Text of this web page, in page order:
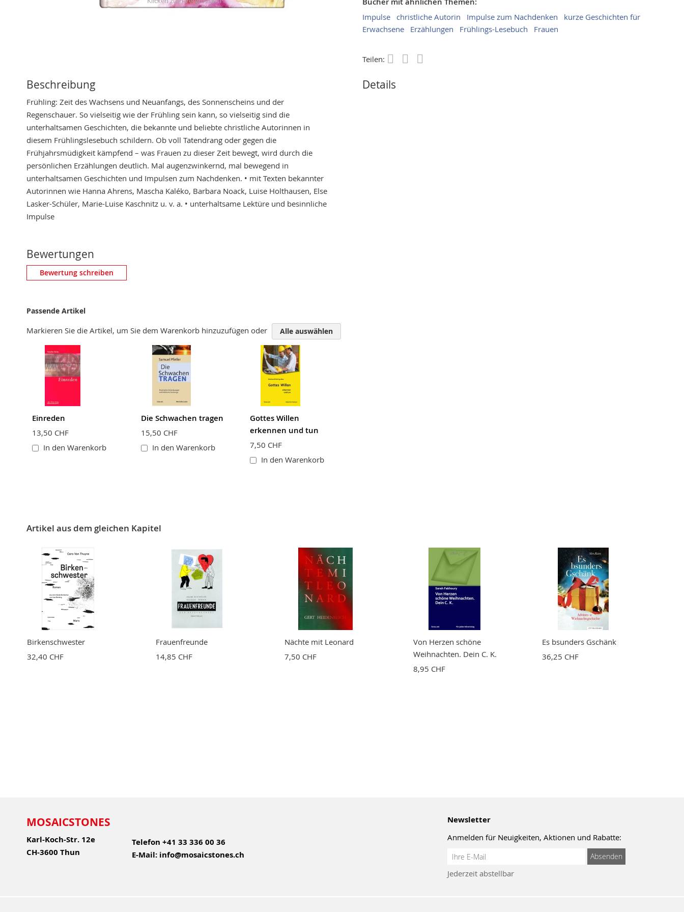
Impulse christliche Autorin Impulse zum Nachdenken
kurze Geschichten für
Erwachsene
Erzählungen Frühlings-Lesebuch Frauen
Teilen:
the
gallery
Beschreibung
Frühling: Zeit des Wachsens und Neuanfangs, des Sonnenscheins und der
Regenschauer. So vielseitig wie der Frühling sein kann, so vielseitig sind die
unterhaltsamen Geschichten, die bekannte und beliebte christliche Autorinnen in
diesem Frühlingslesebuch schildern. Ob voll Tatendrang oder gegen die
Frühjahrsmüdigkeit kämpfend – was Frauen zu dieser Zeit bewegt, wird durch die
persönlichen Erzählungen deutlich. Mal augenzwinkernd, mal bewegend in
unterhaltsamen Geschichten und Impulsen zum Nachdenken. • mit Texten bekannter
Autorinnen wie Hanna Ahrens, Mascha Kaléko, Barbara Noack, Luise Holthausen, Else
Lasker-Schüler, Marie-Luise Kaschnitz u. v. a. • unterhaltsame Lektüre und besinnliche
Impulse
Details
Bewertungen
Eigene Bewertung schreiben
BEWERTUNG ABSCHICKEN
Bewertung schreiben
Passende Artikel
Markieren Sie die Artikel, um Sie dem Warenkorb hinzuzufügen oder Alle auswählen
Einreden
13,50 CHF
In den Warenkorb
Die Schwachen tragen
15,50 CHF
In den Warenkorb
Gottes Willen
erkennen und tun
7,50 CHF
In den Warenkorb
Artikel aus dem gleichen Kapitel
Birkenschwester
32,40 CHF
Frauenfreunde
14,85 CHF
Nächte mit Leonard
7,50 CHF
Von Herzen schöne
Weihnachten. Dein C. K.
8,95 CHF
Es bsunders Gschänk
36,25 CHF
MOSAICSTONES
Karl-Koch-Str. 12e
CH-3600 Thun
Telefon +41 33 336 00 36
E-Mail: info@mosaicstones.ch
Newsletter
Anmelden für Neuigkeiten, Aktionen und Rabatte:
Anmeldung
Newsletter:
Absenden
Jederzeit abstellbar